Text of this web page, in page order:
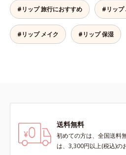
を配合。さらに、ミツロウ、ヒアル
ロン酸、コラーゲン配合で、唇にう
るおいを与えます。※センブリエキ
ス、ビワ葉エキス、カミツレ花エキ
ス：唇にうるおいを与える保湿成分
#リップ 旅行におすすめ #リップ
#リップ メイク #リップ 保湿
送料無料
初めての方は、全国送料
は、3,300円以上(税込)の